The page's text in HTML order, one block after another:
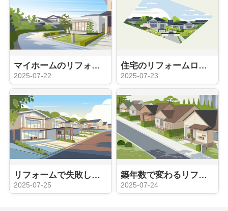
マイホームのリフォーム費用はどれくらい？資金計画や業者選びのポイントも紹介
2025-07-22
住宅のリフォームローンを比較したい方必見！金利や返済条件の違いも紹介
2025-07-23
リフォームで失敗しないための事例紹介！後悔を防ぐ方法も解説
2025-07-25
築年数で変わるリフォームのタイミングは？目安や計画の立て方も紹介
2025-07-24